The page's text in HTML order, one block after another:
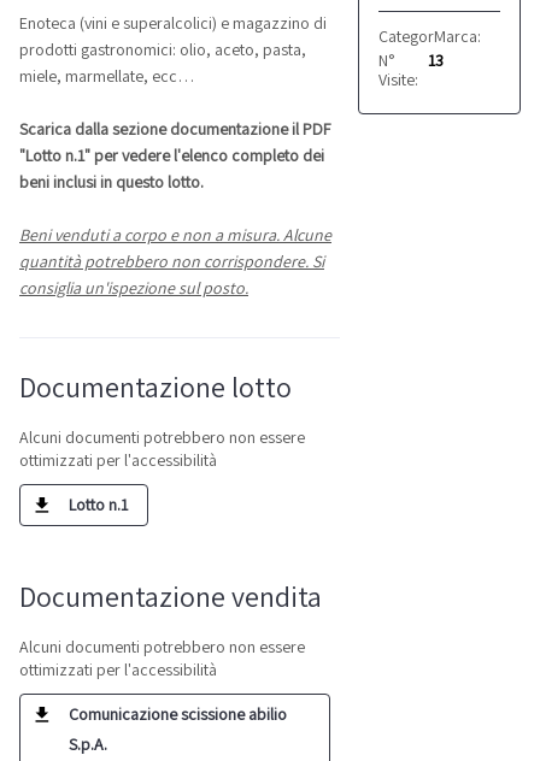
Categoria: Altro
Marca:
N°
Visite:
13
Enoteca (vini e superalcolici) e magazzino di
prodotti gastronomici: olio, aceto, pasta,
miele, marmellate, ecc…
Scarica dalla sezione documentazione il PDF
"Lotto n.1" per vedere l'elenco completo dei
beni inclusi in questo lotto.
Beni venduti a corpo e non a misura. Alcune
quantità potrebbero non corrispondere. Si
consiglia un'ispezione sul posto.
Documentazione lotto
Alcuni documenti potrebbero non essere
ottimizzati per l'accessibilità
Lotto n.1
Documentazione vendita
Alcuni documenti potrebbero non essere
ottimizzati per l'accessibilità
Comunicazione scissione abilio
S.p.A.